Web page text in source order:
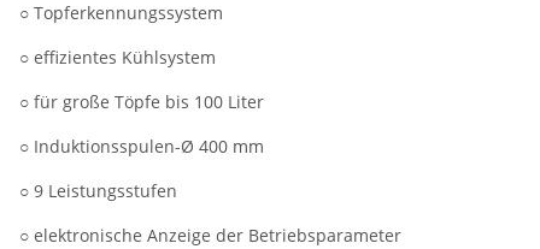
○ Topferkennungssystem
○ effizientes Kühlsystem
○ für große Töpfe bis 100 Liter
○ Induktionsspulen-Ø 400 mm
○ 9 Leistungsstufen
○ elektronische Anzeige der Betriebsparameter